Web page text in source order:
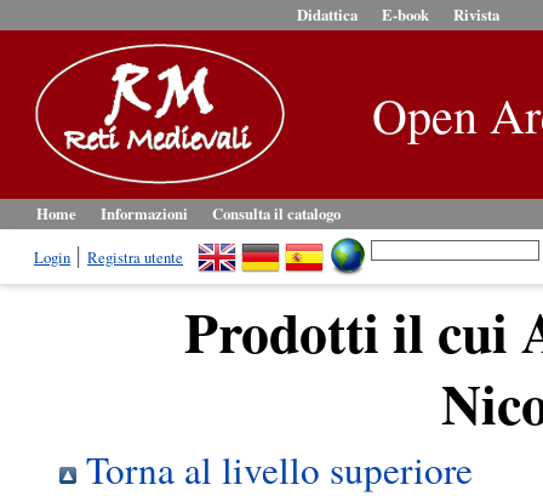
Didattica E-book Rivista
Open
Home Informazioni
Consulta il catalogo
Login
Registra utente
Prodotti il cui
Torna al livello superiore